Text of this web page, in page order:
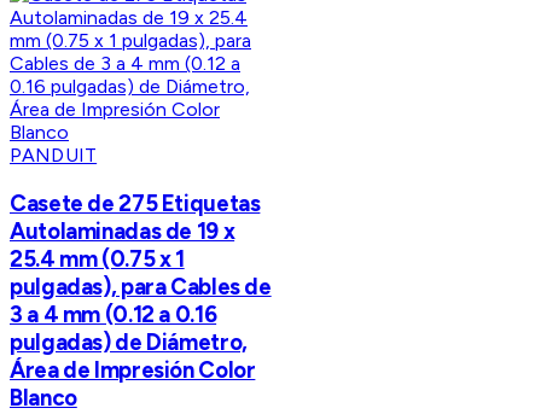
PANDUIT
Casete de 275 Etiquetas
Autolaminadas de 19 x
25.4 mm (0.75 x 1
pulgadas), para Cables de
3 a 4 mm (0.12 a 0.16
pulgadas) de Diámetro,
Área de Impresión Color
Blanco